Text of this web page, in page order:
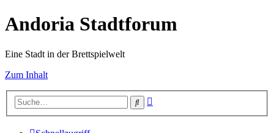
Andoria Stadtforum
Eine Stadt in der Brettspielwelt
Zum Inhalt
Suche